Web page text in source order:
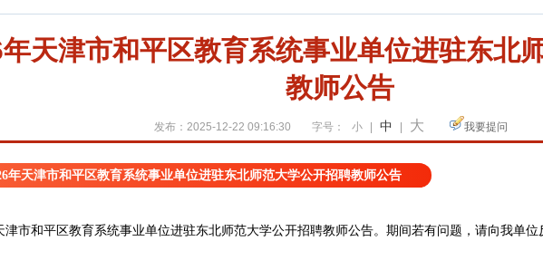
天津市和平区教育系统事业单位进驻东北
教师公告
发布：2025-12-22 09:16:30 字号： 小 中 大 我要提问
年天津市和平区教育系统事业单位进驻东北师范大学公开招聘教师公告
津市和平区教育系统事业单位进驻东北师范大学公开招聘教师公告。 期间若有问题，请向我单位